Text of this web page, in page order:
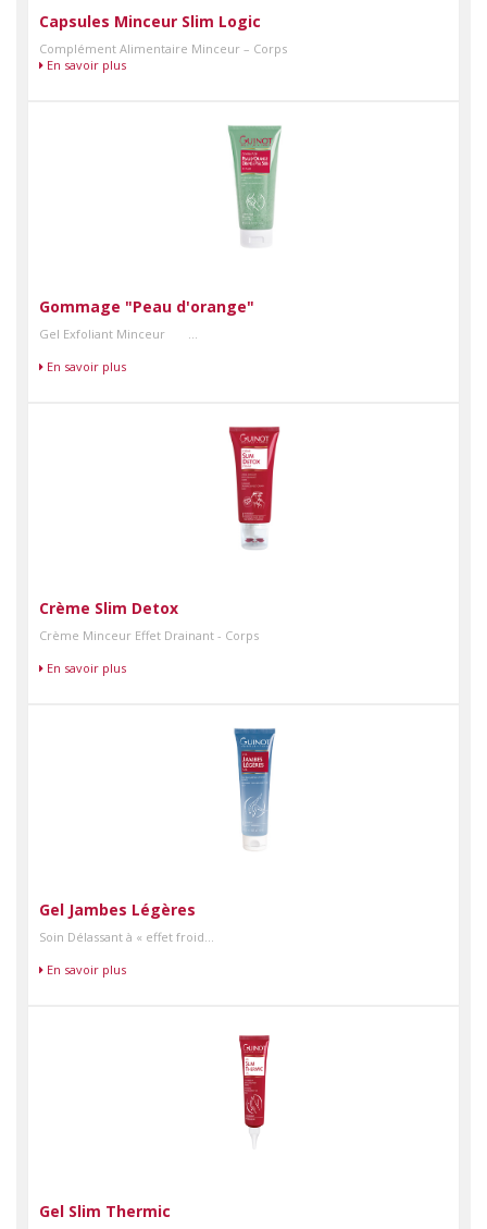
Capsules Minceur Slim Logic
Complément Alimentaire Minceur – Corps
En savoir plus
Gommage "Peau d'orange"
Gel Exfoliant Minceur ...
En savoir plus
Crème Slim Detox
Crème Minceur Effet Drainant - Corps
En savoir plus
Gel Jambes Légères
Soin Délassant à « effet froid...
En savoir plus
Gel Slim Thermic